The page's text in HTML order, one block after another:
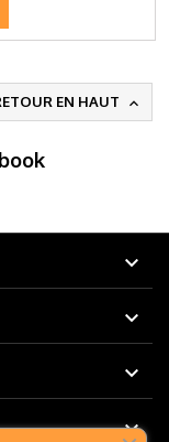
EN HAUT 



